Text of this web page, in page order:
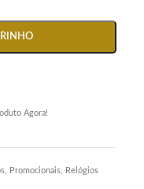
Agora!
, Promocionais, Relógios